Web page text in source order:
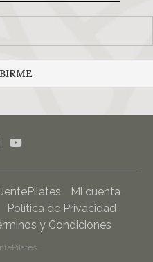
Mi cuenta
Política de Privacidad
y Condiciones